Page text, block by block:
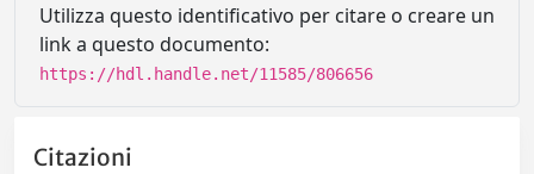
Utilizza questo identificativo per citare o creare un
link a questo documento:
https://hdl.handle.net/11585/806656
Citazioni